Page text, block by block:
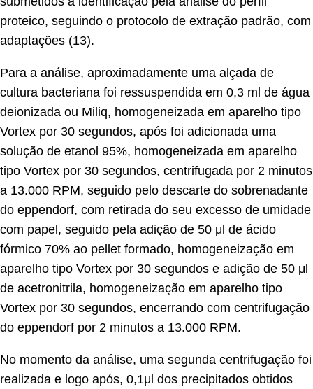
proteico, seguindo o protocolo de extração padrão, com
adaptações (13).
Para a análise, aproximadamente uma alçada de
cultura bacteriana foi ressuspendida em 0,3 ml de água
deionizada ou Miliq, homogeneizada em aparelho tipo
Vortex por 30 segundos, após foi adicionada uma
solução de etanol 95%, homogeneizada em aparelho
tipo Vortex por 30 segundos, centrifugada por 2 minutos
a 13.000 RPM, seguido pelo descarte do sobrenadante
do eppendorf, com retirada do seu excesso de umidade
com papel, seguido pela adição de 50 μl de ácido
fórmico 70% ao pellet formado, homogeneização em
aparelho tipo Vortex por 30 segundos e adição de 50 μl
de acetronitrila, homogeneização em aparelho tipo
Vortex por 30 segundos, encerrando com centrifugação
do eppendorf por 2 minutos a 13.000 RPM.
No momento da análise, uma segunda centrifugação foi
realizada e logo após, 0,1μl dos precipitados obtidos